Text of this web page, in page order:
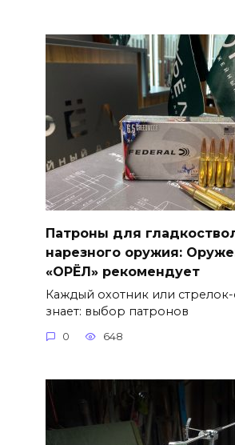
Патроны для
нарезного оружия:
«ОРЁЛ» рекомендует
Каждый охотник или
знает: выбор патронов
0 648